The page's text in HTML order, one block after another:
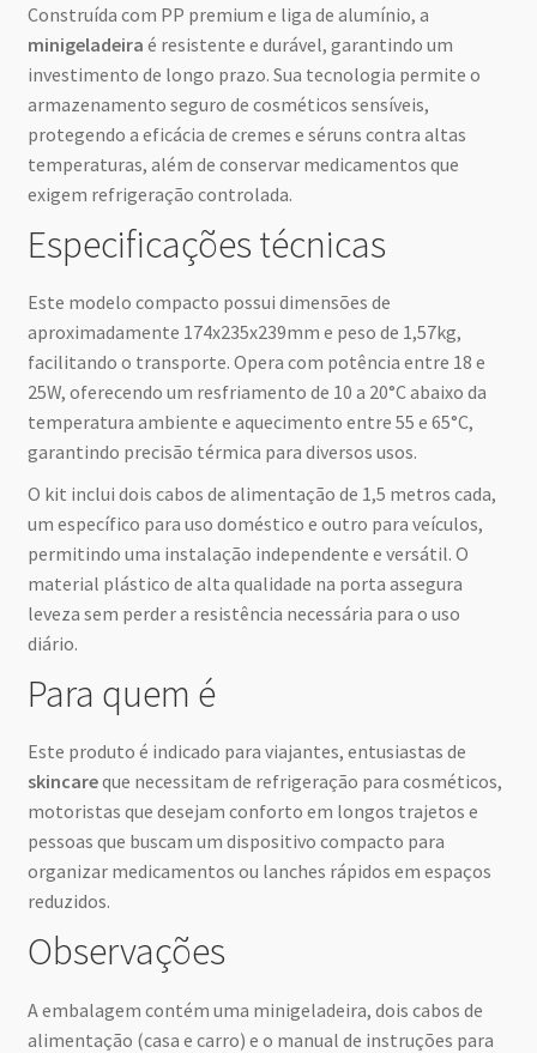
Construída com PP premium e liga de alumínio, a
minigeladeira é resistente e durável, garantindo um
investimento de longo prazo. Sua tecnologia permite o
armazenamento seguro de cosméticos sensíveis,
protegendo a eficácia de cremes e séruns contra altas
temperaturas, além de conservar medicamentos que
exigem refrigeração controlada.
Especificações técnicas
Este modelo compacto possui dimensões de
aproximadamente 174x235x239mm e peso de 1,57kg,
facilitando o transporte. Opera com potência entre 18 e
25W, oferecendo um resfriamento de 10 a 20°C abaixo da
temperatura ambiente e aquecimento entre 55 e 65°C,
garantindo precisão térmica para diversos usos.
O kit inclui dois cabos de alimentação de 1,5 metros cada,
um específico para uso doméstico e outro para veículos,
permitindo uma instalação independente e versátil. O
material plástico de alta qualidade na porta assegura
leveza sem perder a resistência necessária para o uso
diário.
Para quem é
Este produto é indicado para viajantes, entusiastas de
skincareque necessitam de refrigeração para cosméticos,
motoristas que desejam conforto em longos trajetos e
pessoas que buscam um dispositivo compacto para
organizar medicamentos ou lanches rápidos em espaços
reduzidos.
Observações
A embalagem contém uma minigeladeira, dois cabos de
alimentação (casa e carro) e o manual de instruções para